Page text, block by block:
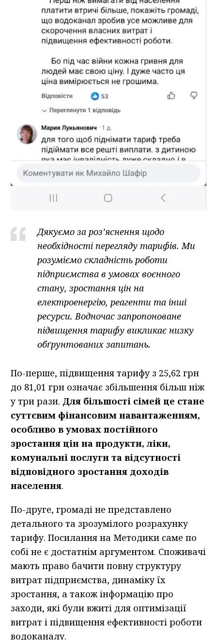
Дякуємо за роз’яснення щодо
необхідності перегляду тарифів. Ми
розуміємо складність роботи
підприємства в умовах воєнного
стану, зростання цін на
електроенергію, реагенти та інші
ресурси. Водночас запропоноване
підвищення тарифу викликає низку
обґрунтованих запитань.
По-перше, підвищення тарифу з 25,62 грн
до 81,01 грн означає збільшення більш ніж
у три рази. Для більшості сімей це стане
суттєвим фінансовим навантаженням,
особливо в умовах постійного
зростання цін на продукти, ліки,
комунальні послуги та відсутності
відповідного зростання доходів
населення.
По-друге, громаді не представлено
детального та зрозумілого розрахунку
тарифу. Посилання на Методики саме по
собі не є достатнім аргументом. Споживачі
мають право бачити повну структуру
витрат підприємства, динаміку їх
зростання, а також інформацію про
заходи, які були вжиті для оптимізації
витрат і підвищення ефективності роботи
водоканалу.